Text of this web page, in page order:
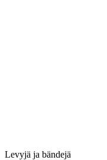
Levyjä ja bändejä